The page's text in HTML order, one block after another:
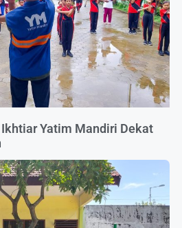
Yatim Mandiri Dekat